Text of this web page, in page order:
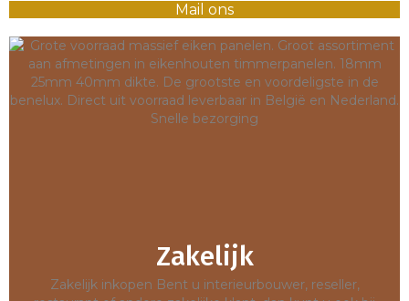
Mail ons
Zakelijk
Zakelijk inkopen Bent u interieurbouwer, reseller,